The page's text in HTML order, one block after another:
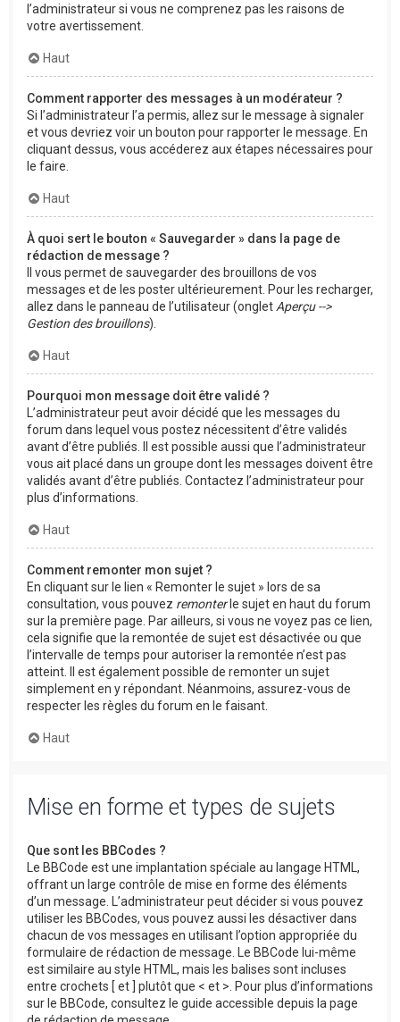
l’administrateur si vous ne comprenez pas les raisons de
votre avertissement.
Haut
Comment rapporter des messages à un modérateur ?
Si l’administrateur l’a permis, allez sur le message à signaler
et vous devriez voir un bouton pour rapporter le message. En
cliquant dessus, vous accéderez aux étapes nécessaires pour
le faire.
Haut
À quoi sert le bouton « Sauvegarder » dans la page de
rédaction de message ?
Il vous permet de sauvegarder des brouillons de vos
messages et de les poster ultérieurement. Pour les recharger,
allez dans le panneau de l’utilisateur (onglet Aperçu -->
Gestion des brouillons).
Haut
Pourquoi mon message doit être validé ?
L’administrateur peut avoir décidé que les messages du
forum dans lequel vous postez nécessitent d’être validés
avant d’être publiés. Il est possible aussi que l’administrateur
vous ait placé dans un groupe dont les messages doivent être
validés avant d’être publiés. Contactez l’administrateur pour
plus d’informations.
Haut
Comment remonter mon sujet ?
En cliquant sur le lien « Remonter le sujet » lors de sa
consultation, vous pouvez remonterle sujet en haut du forum
sur la première page. Par ailleurs, si vous ne voyez pas ce lien,
cela signifie que la remontée de sujet est désactivée ou que
l’intervalle de temps pour autoriser la remontée n’est pas
atteint. Il est également possible de remonter un sujet
simplement en y répondant. Néanmoins, assurez-vous de
respecter les règles du forum en le faisant.
Haut
Mise en forme et types de sujets
Que sont les BBCodes ?
Le BBCode est une implantation spéciale au langage HTML,
offrant un large contrôle de mise en forme des éléments
d’un message. L’administrateur peut décider si vous pouvez
utiliser les BBCodes, vous pouvez aussi les désactiver dans
chacun de vos messages en utilisant l’option appropriée du
formulaire de rédaction de message. Le BBCode lui-même
est similaire au style HTML, mais les balises sont incluses
entre crochets [ et ] plutôt que < et >. Pour plus d’informations
sur le BBCode, consultez le guide accessible depuis la page